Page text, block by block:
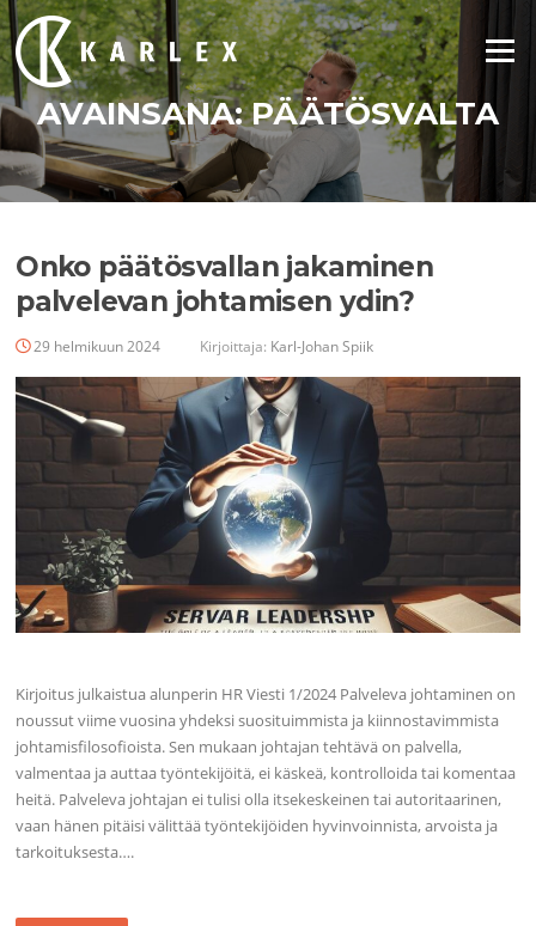
Siirry
suoraan
sisältöön
Valikko
AVAINSANA:PÄÄTÖSVALTA
Onko päätösvallan jakaminen
palvelevan johtamisen ydin?
29 helmikuun 2024 Kirjoittaja: Karl-Johan Spiik
Kirjoitus julkaistua alunperin HR Viesti 1/2024 Palveleva johtaminen on
noussut viime vuosina yhdeksi suosituimmista ja kiinnostavimmista
johtamisfilosofioista. Sen mukaan johtajan tehtävä on palvella,
valmentaa ja auttaa työntekijöitä, ei käskeä, kontrolloida tai komentaa
heitä. Palveleva johtajan ei tulisi olla itsekeskeinen tai autoritaarinen,
vaan hänen pitäisi välittää työntekijöiden hyvinvoinnista, arvoista ja
tarkoituksesta….